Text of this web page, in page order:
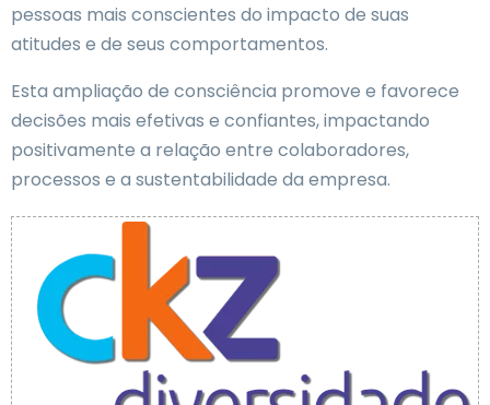
pessoas mais conscientes do impacto de suas
atitudes e de seus comportamentos.
Esta ampliação de consciência promove e favorece
decisões mais efetivas e confiantes, impactando
positivamente a relação entre colaboradores,
processos e a sustentabilidade da empresa.